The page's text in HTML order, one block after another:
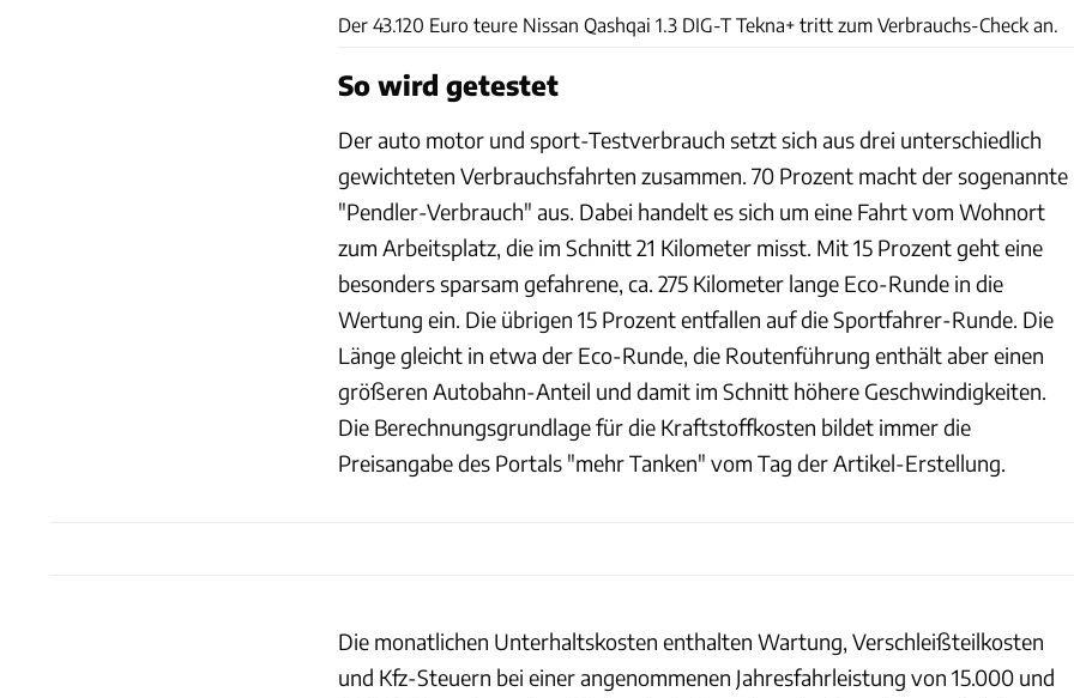
Der 43.120 Euro teure Nissan Qashqai 1.3 DIG-T Tekna+ tritt zum Verbrauchs-Check an.
So wird getestet
Der auto motor und sport-Testverbrauch setzt sich aus drei unterschiedlich
gewichteten Verbrauchsfahrten zusammen. 70 Prozent macht der sogenannte
"Pendler-Verbrauch" aus. Dabei handelt es sich um eine Fahrt vom Wohnort
zum Arbeitsplatz, die im Schnitt 21 Kilometer misst. Mit 15 Prozent geht eine
besonders sparsam gefahrene, ca. 275 Kilometer lange Eco-Runde in die
Wertung ein. Die übrigen 15 Prozent entfallen auf die Sportfahrer-Runde. Die
Länge gleicht in etwa der Eco-Runde, die Routenführung enthält aber einen
größeren Autobahn-Anteil und damit im Schnitt höhere Geschwindigkeiten.
Die Berechnungsgrundlage für die Kraftstoffkosten bildet immer die
Preisangabe des Portals "mehr Tanken" vom Tag der Artikel-Erstellung.
Die monatlichen Unterhaltskosten enthalten Wartung, Verschleißteilkosten
und Kfz-Steuern bei einer angenommenen Jahresfahrleistung von 15.000 und